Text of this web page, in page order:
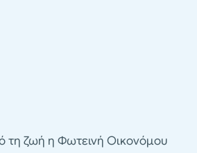
τη ζωή η Φωτεινή Οικονόμου